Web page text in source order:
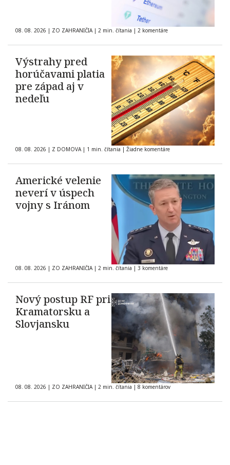
08. 08. 2026 | ZO ZAHRANIČIA | 2 min. čítania | 2 komentáre
Výstrahy pred
horúčavami platia
pre západ aj v
nedeľu
08. 08. 2026 | Z DOMOVA | 1 min. čítania | Žiadne komentáre
Americké velenie
neverí v úspech
vojny s Iránom
08. 08. 2026 | ZO ZAHRANIČIA | 2 min. čítania | 3 komentáre
Nový postup RF pri
Kramatorsku a
Slovjansku
08. 08. 2026 | ZO ZAHRANIČIA | 2 min. čítania | 8 komentárov